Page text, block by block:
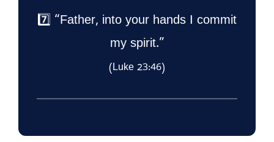
7️⃣ “Father, into your hands I commit
my spirit.”
(Luke 23:46)